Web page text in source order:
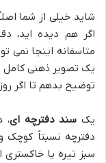
شاید خیلی از شما
اگر هم دیده اید،
متاسفانه اینجا نمی
یک تصویر ذهنی کامل
توضیح بدهم تا اگر
یک سند دفترچه ای،
دفترچه نسبتاً
سبز تیره یا